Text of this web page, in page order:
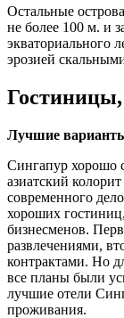
Остальные
не более 100 м. и
экваториального
эрозией
Лучшие
Сингапур хорошо
азиатский
современного
хороших
бизнесменов.
развлечениями,
контрактами. Но
все планы были
лучшие отели
проживания.